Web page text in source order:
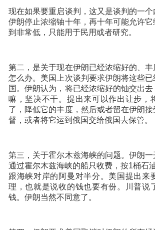
现在如果要重启谈判，这又是谈判的一
伊朗停止浓缩铀十年，再十年可能允许
到非常低，只能用于民用或者研究。
第二，是关于现在伊朗已经浓缩好的、
怎么办。美国上次谈判要求伊朗将这些
国。伊朗认为，将已经浓缩好的铀交出
嘛，坚决不干。提出来可以作出让步，
了，降低它的丰度，然后或者留在伊朗
督，或者将它运到俄国交给俄国去保管。
第三，关于霍尔木兹海峡的问题。伊朗
通过霍尔木兹海峡的船只收费，按1桶石
跟海峡对岸的阿曼对半分。美国提出来
理，也就是说收的钱也要有份。川普说
钱。伊朗当然不同意了。